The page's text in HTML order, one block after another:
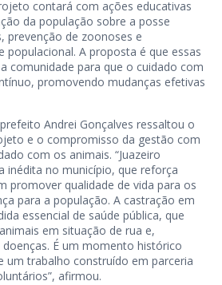
contará com ações educativas
da população sobre a posse
prevenção de zoonoses e
A proposta é que essas
comunidade para que o cuidado com
promovendo mudanças efetivas
Andrei Gonçalves ressaltou o
e o compromisso da gestão com
com os animais. “Juazeiro
inédita no município, que reforça
promover qualidade de vida para os
para a população. A castração em
essencial de saúde pública, que
em situação de rua e,
É um momento histórico
um trabalho construído em parceria
afirmou.